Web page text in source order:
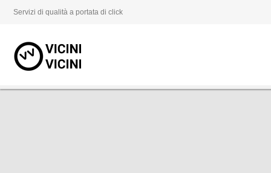
Servizi di qualità a portata di click